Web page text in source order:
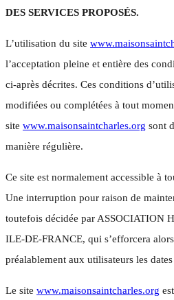
DES SERVICES PROPOSÉS.
L’utilisation du site
l’acceptation pleine et entière des
ci-après décrites. Ces conditions
modifiées ou complétées à tout
site www.maisonsaintcharles.org sont
manière régulière.
Ce site est normalement accessible à
Une interruption pour raison de
toutefois décidée par ASSOCIATION
ILE-DE-FRANCE, qui s’efforcera
préalablement aux utilisateurs les
Le site www.maisonsaintcharles.org